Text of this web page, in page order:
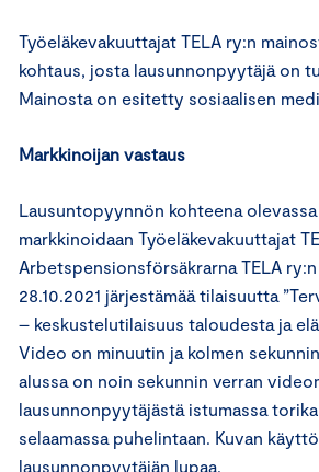
Työeläkevakuuttajat TELA ry:n
kohtaus, josta lausunnonpyytäjä on
Mainosta on esitetty sosiaalisen
Markkinoijan vastaus
Lausuntopyynnön kohteena
markkinoidaan Työeläkevakuuttajat
Arbetspensionsförsäkrarna TELA ry:n
28.10.2021 järjestämää tilaisuutta
– keskustelutilaisuus taloudesta ja
Video on minuutin ja kolmen
alussa on noin sekunnin verran
lausunnonpyytäjästä istumassa
selaamassa puhelintaan. Kuvan
lausunnonpyytäjän lupaa.